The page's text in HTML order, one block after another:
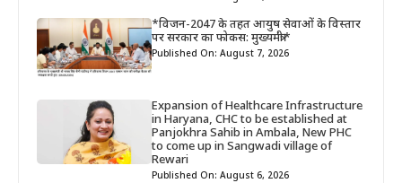
*विजन-2047 के तहत आयुष सेवाओं के विस्तार
पर सरकार का फोकस: मुख्यमंत्री*
Published On: August 7, 2026
Expansion of Healthcare Infrastructure
in Haryana, CHC to be established at
Panjokhra Sahib in Ambala, New PHC
to come up in Sangwadi village of
Rewari
Published On: August 6, 2026